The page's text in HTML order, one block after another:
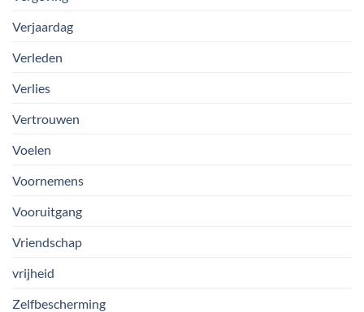
Verjaardag
Verleden
Verlies
Vertrouwen
Voelen
Voornemens
Vooruitgang
Vriendschap
vrijheid
Zelfbescherming